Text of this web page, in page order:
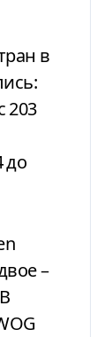
в
203
до
–